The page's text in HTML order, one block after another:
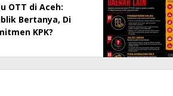
OTT di Aceh:
Bertanya, Di
KPK?